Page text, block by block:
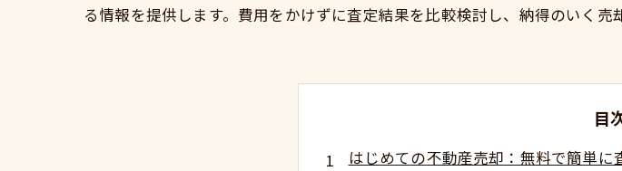
る情報を提供します。費用をかけずに査定結果を比較検討し、納得のいく
目
はじめての不動産売却：無料で簡単に